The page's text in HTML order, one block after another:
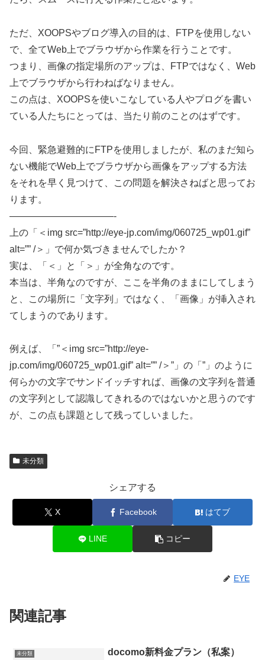
ただ、XOOPSやブログ導入の目的は、FTPを使用しない
で、全てWeb上でブラウザから作業を行うことです。
つまり、画像の指定場所のアップは、FTPではなく、Web
上でブラウザから行わねばなりません。
この点は、XOOPSを使いこなしている人やプログを書い
ている人たちにとっては、当たり前のことのはずです。
今回、緊急避難的にFTPを使用しましたが、私のまだ知ら
ない機能でWeb上でブラウザから画像をアップする方法
をそれを早く見つけて、この問題を解決さねばと思ってお
ります。
———————————-
上の「＜img src=”http://eye-jp.com/img/060725_wp01.gif”
alt=”” /＞」で何か気づきませんでしたか？
実は、「＜」と「＞」が全角なのです。
本当は、半角なのですが、ここを半角のままにしてしまう
と、この場所に「文字列」ではなく、「画像」が挿入され
てしまうのであります。
例えば、「”＜img src=”http://eye-
jp.com/img/060725_wp01.gif” alt=”” /＞”」の「”」のように
何らかの文字でサンドイッチすれば、画像の文字列を普通
の文字列として認識してきれるのではないかと思うのです
が、この点も課題として残ってしいました。
未分類
シェアする
X Facebook はてブ
LINE コピー
EYE
関連記事
未分類 docomo新料金プラン（私案）